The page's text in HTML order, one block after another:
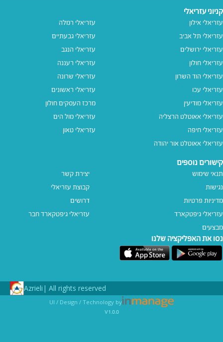
קניוני עזריאלי
עזריאלי אילון
עזריאלי תל אביב
עזריאלי ירושלים
עזריאלי חולון
עזריאלי הוד השרון
עזריאלי עכו
עזריאלי מודיעין
עזריאלי אאוטלט הרצליה
עזריאלי חיפה
עזריאלי אאוטלט אור יהודה
עזריאלי רמלה
עזריאלי גבעתיים
עזריאלי הנגב
עזריאלי רעננה
עזריאלי שרונה
עזריאלי ראשונים
מרכז העסקים חולון
עזריאלי מול הים
עזריאלי טאון
קישורים נוספים
תנאי שימוש
נגישות
מדיניות פרטיות
עזריאלי גיפטקארד
מבצעים
יצירת קשר
קבוצת עזריאלי
דרושים
עזריאלי גיפטקארד חבר‎
נסו את האפליקציה שלנו
All rights reserved |
Azrieli
UI / Design / Technology by
v1.0.0